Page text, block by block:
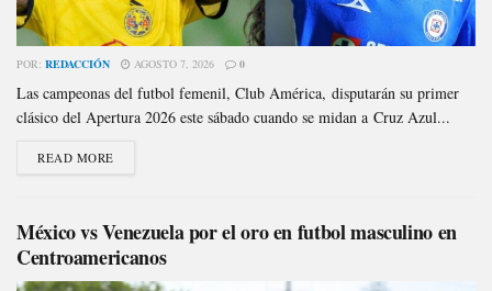
POR: REDACCIÓN AGOSTO 7, 2026 0
Las campeonas del futbol femenil, Club América, disputarán su primer
clásico del Apertura 2026 este sábado cuando se midan a Cruz Azul...
READ MORE
México vs Venezuela por el oro en futbol masculino en
Centroamericanos